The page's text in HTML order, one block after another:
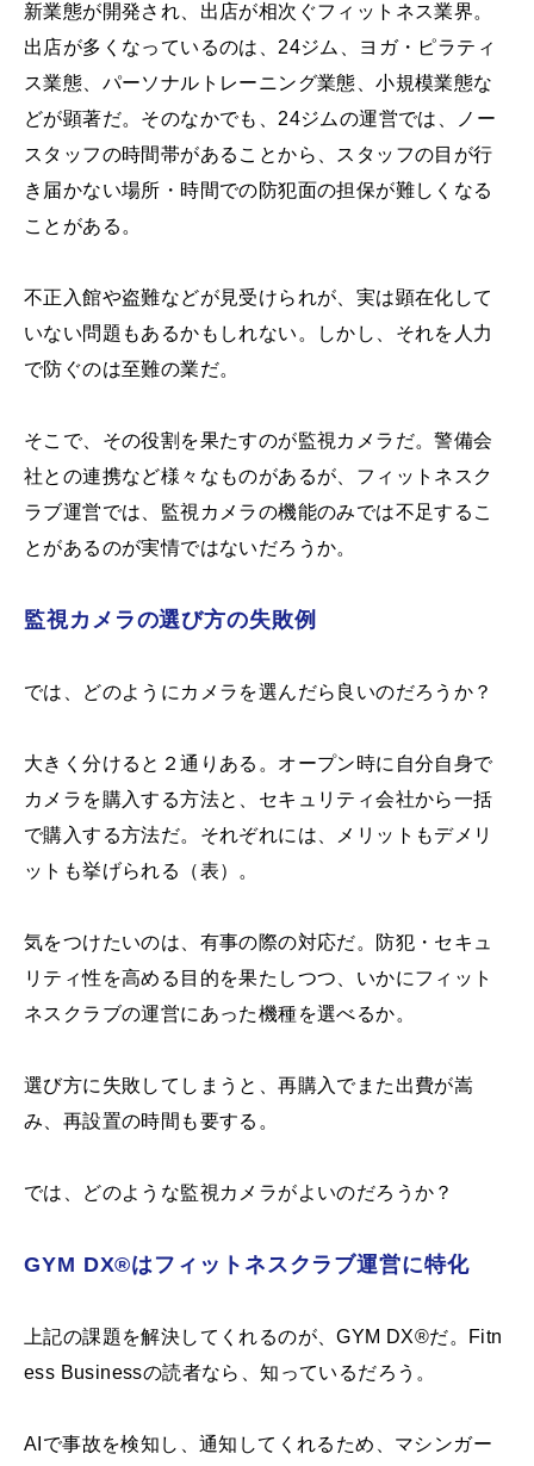
新業態が開発され、出店が相次ぐフィットネス業界。
出店が多くなっているのは、24ジム、ヨガ・ピラティ
ス業態、パーソナルトレーニング業態、小規模業態な
どが顕著だ。そのなかでも、24ジムの運営では、ノー
スタッフの時間帯があることから、スタッフの目が行
き届かない場所・時間での防犯面の担保が難しくなる
ことがある。
不正入館や盗難などが見受けられが、実は顕在化して
いない問題もあるかもしれない。しかし、それを人力
で防ぐのは至難の業だ。
そこで、その役割を果たすのが監視カメラだ。警備会
社との連携など様々なものがあるが、フィットネスク
ラブ運営では、監視カメラの機能のみでは不足するこ
とがあるのが実情ではないだろうか。
監視カメラの選び方の失敗例
では、どのようにカメラを選んだら良いのだろうか？
大きく分けると２通りある。オープン時に自分自身で
カメラを購入する方法と、セキュリティ会社から一括
で購入する方法だ。それぞれには、メリットもデメリ
ットも挙げられる（表）。
気をつけたいのは、有事の際の対応だ。防犯・セキュ
リティ性を高める目的を果たしつつ、いかにフィット
ネスクラブの運営にあった機種を選べるか。
選び方に失敗してしまうと、再購入でまた出費が嵩
み、再設置の時間も要する。
では、どのような監視カメラがよいのだろうか？
GYM DX®はフィットネスクラブ運営に特化
上記の課題を解決してくれるのが、GYM DX®︎だ。Fitn
ess Businessの読者なら、知っているだろう。
AIで事故を検知し、通知してくれるため、マシンガー